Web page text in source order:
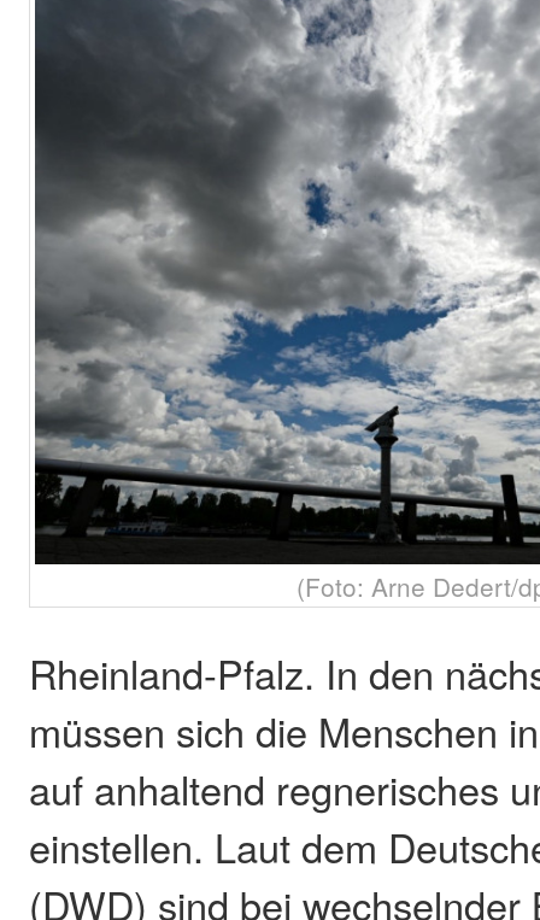
(Foto: Arne Dedert/
Rheinland-Pfalz. In den
müssen sich die Menschen
auf anhaltend regnerisches
einstellen. Laut dem
(DWD) sind bei wechselnder